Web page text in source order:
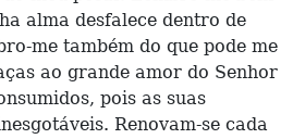
alma desfalece dentro de
me também do que pode me
ao grande amor do Senhor
pois as suas
Renovam-se cada